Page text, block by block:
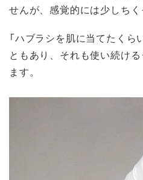
せんが、感覚的には少しちく
「ハブラシを肌に当てたくら
ともあり、それも使い続け
ます。